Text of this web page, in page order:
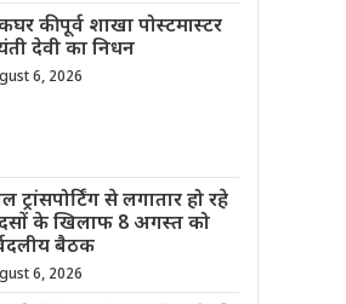
की पूर्व शाखा पोस्टमास्टर
देवी का निधन
6, 2026
ट्रांसपोर्टिंग से लगातार हो रहे
के खिलाफ 8 अगस्त को
बैठक
6, 2026